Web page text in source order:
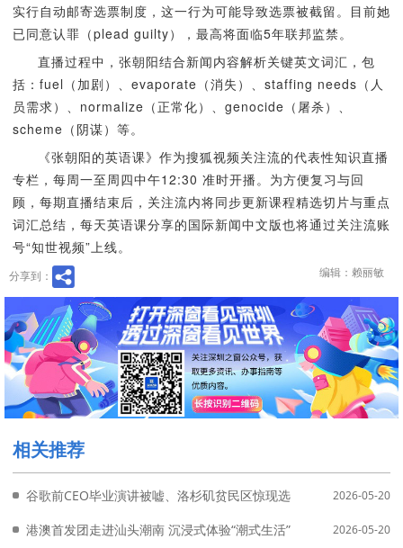
实行自动邮寄选票制度，这一行为可能导致选票被截留。目前她
已同意认罪（plead guilty），最高将面临5年联邦监禁。
直播过程中，张朝阳结合新闻内容解析关键英文词汇，包
括：fuel（加剧）、evaporate（消失）、staffing needs（人
员需求）、normalize（正常化）、genocide（屠杀）、
scheme（阴谋）等。
《张朝阳的英语课》作为搜狐视频关注流的代表性知识直播
专栏，每周一至周四中午12:30 准时开播。为方便复习与回
顾，每期直播结束后，关注流内将同步更新课程精选切片与重点
词汇总结，每天英语课分享的国际新闻中文版也将通过关注流账
号“知世视频”上线。
分享到： 编辑：赖丽敏
相关推荐
谷歌前CEO毕业演讲被嘘、洛杉矶贫民区惊现选票舞弊 《张朝阳的
2026-05-20
港澳首发团走进汕头潮南 沉浸式体验“潮式生活”迎接中国旅游日
2026-05-20